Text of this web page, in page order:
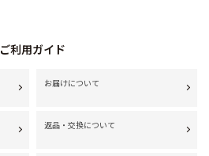
ご利用ガイド
お届けについて
返品・交換について